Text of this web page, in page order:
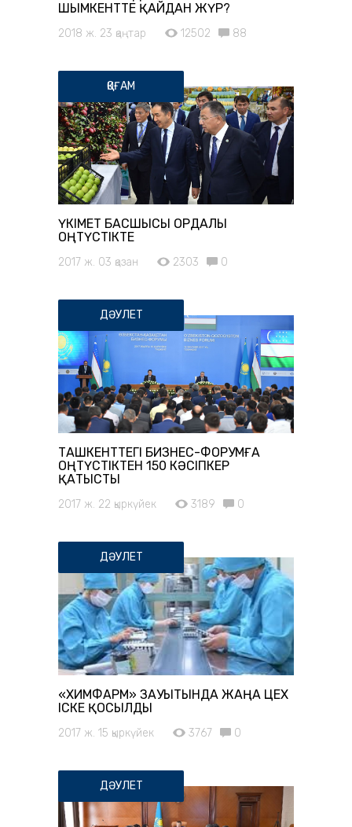
ШЫМКЕНТТЕ ҚАЙДАН ЖҮР?
2018 ж. 23 қаңтар 12502 88
ҚОҒАМ
ҮКІМЕТ БАСШЫСЫ ОРДАЛЫ
ОҢТҮСТІКТЕ
2017 ж. 03 қазан 2303 0
ДӘУЛЕТ
ТАШКЕНТТЕГІ БИЗНЕС-ФОРУМҒА
ОҢТҮСТІКТЕН 150 КӘСІПКЕР
ҚАТЫСТЫ
2017 ж. 22 қыркүйек 3189 0
ДӘУЛЕТ
«ХИМФАРМ» ЗАУЫТЫНДА ЖАҢА ЦЕХ
ІСКЕ ҚОСЫЛДЫ
2017 ж. 15 қыркүйек 3767 0
ДӘУЛЕТ